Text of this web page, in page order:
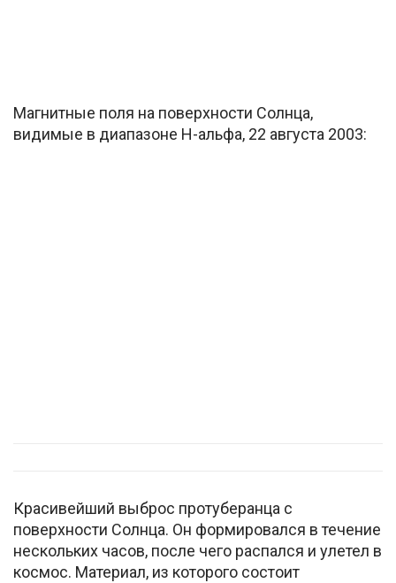
Магнитные поля на поверхности Солнца,
видимые в диапазоне H-альфа, 22 августа 2003:
Красивейший выброс протуберанца с
поверхности Солнца. Он формировался в течение
нескольких часов, после чего распался и улетел в
космос. Материал, из которого состоит